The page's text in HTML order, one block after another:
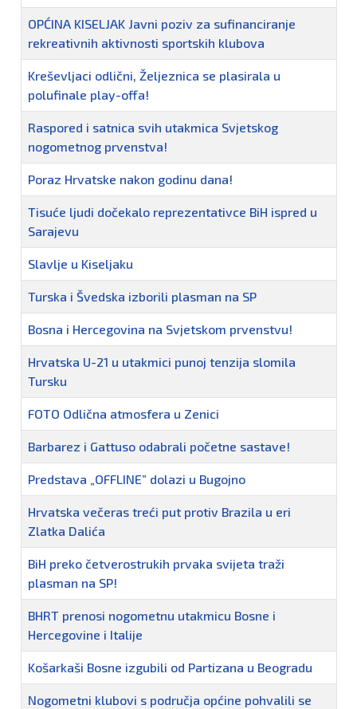
OPĆINA KISELJAK Javni poziv za sufinanciranje
rekreativnih aktivnosti sportskih klubova
Kreševljaci odlični, Željeznica se plasirala u
polufinale play-offa!
Raspored i satnica svih utakmica Svjetskog
nogometnog prvenstva!
Poraz Hrvatske nakon godinu dana!
Tisuće ljudi dočekalo reprezentativce BiH ispred u
Sarajevu
Slavlje u Kiseljaku
Turska i Švedska izborili plasman na SP
Bosna i Hercegovina na Svjetskom prvenstvu!
Hrvatska U-21 u utakmici punoj tenzija slomila
Tursku
FOTO Odlična atmosfera u Zenici
Barbarez i Gattuso odabrali početne sastave!
Predstava „OFFLINE” dolazi u Bugojno
Hrvatska večeras treći put protiv Brazila u eri
Zlatka Dalića
BiH preko četverostrukih prvaka svijeta traži
plasman na SP!
BHRT prenosi nogometnu utakmicu Bosne i
Hercegovine i Italije
Košarkaši Bosne izgubili od Partizana u Beogradu
Nogometni klubovi s područja općine pohvalili se